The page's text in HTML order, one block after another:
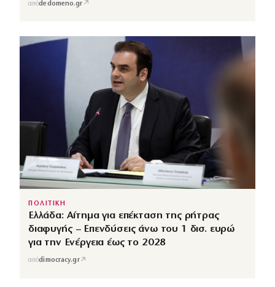
απόdedomeno.gr ↗
ΠΟΛΙΤΙΚΗ
Ελλάδα: Αίτημα για επέκταση της ρήτρας
διαφυγής – Επενδύσεις άνω του 1 δισ. ευρώ
για την Ενέργεια έως το 2028
απόdimocracy.gr↗